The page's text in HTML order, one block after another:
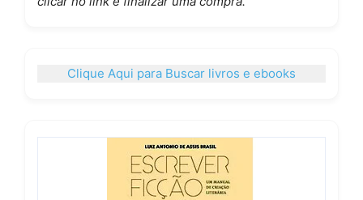
Clique Aqui para Buscar livros e ebooks